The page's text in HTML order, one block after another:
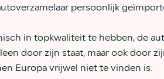
persoonlijk
in topkwaliteit te hebben, de
door zijn staat, maar ook door
Europa vrijwel niet te vinden is.